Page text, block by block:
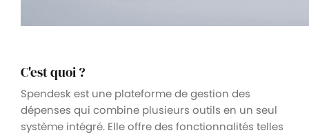
C'est quoi ?
Spendesk est une plateforme de gestion des
dépenses qui combine plusieurs outils en un seul
système intégré. Elle offre des fonctionnalités telles